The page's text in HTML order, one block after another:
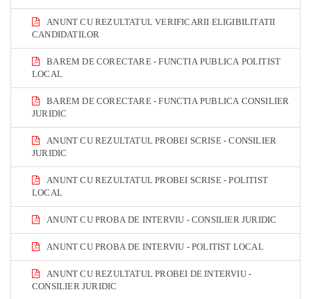
ANUNT CU REZULTATUL VERIFICARII ELIGIBILITATII
CANDIDATILOR
BAREM DE CORECTARE - FUNCTIA PUBLICA POLITIST
LOCAL
BAREM DE CORECTARE - FUNCTIA PUBLICA CONSILIER
JURIDIC
ANUNT CU REZULTATUL PROBEI SCRISE - CONSILIER
JURIDIC
ANUNT CU REZULTATUL PROBEI SCRISE - POLITIST
LOCAL
ANUNT CU PROBA DE INTERVIU - CONSILIER JURIDIC
ANUNT CU PROBA DE INTERVIU - POLITIST LOCAL
ANUNT CU REZULTATUL PROBEI DE INTERVIU -
CONSILIER JURIDIC